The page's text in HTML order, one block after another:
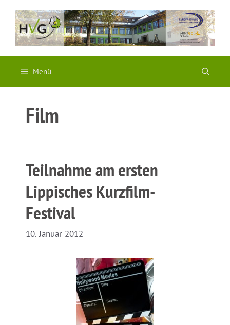
Inhalt
springen
Menü
Film
Teilnahme am ersten
Lippisches Kurzfilm-
Festival
10. Januar 2012